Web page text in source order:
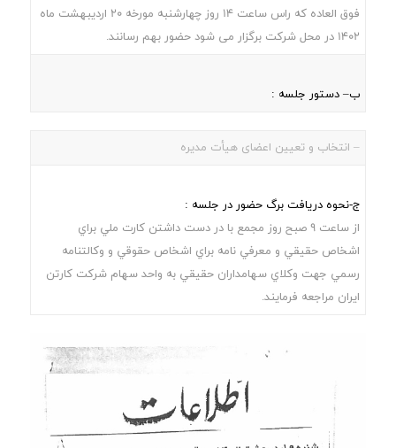
فوق العاده که راس ساعت 14 روز چهارشنبه مورخه 20 اردیبهشت ماه
1402 در محل شرکت برگزار می شود حضور بهم رسانند.
ب– دستور جلسه :
– انتخاب و تعیین اعضای هیأت مدیره
ج-نحوه دریافت برگ حضور در جلسه :
از ساعت 9 صبح روز مجمع با در دست داشتن کارت ملي براي
اشخاص حقيقي و معرفي نامه براي اشخاص حقوقي و وکالتنامه
رسمي جهت وکلاي سهامداران حقيقي به واحد سهام شرکت کارتن
ایران مراجعه فرمایند.